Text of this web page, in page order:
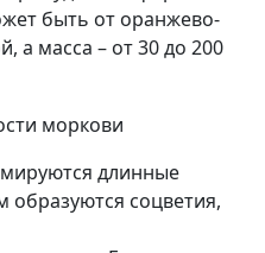
быть от оранжево-
а масса – от 30 до 200
длинные
образуются соцветия,